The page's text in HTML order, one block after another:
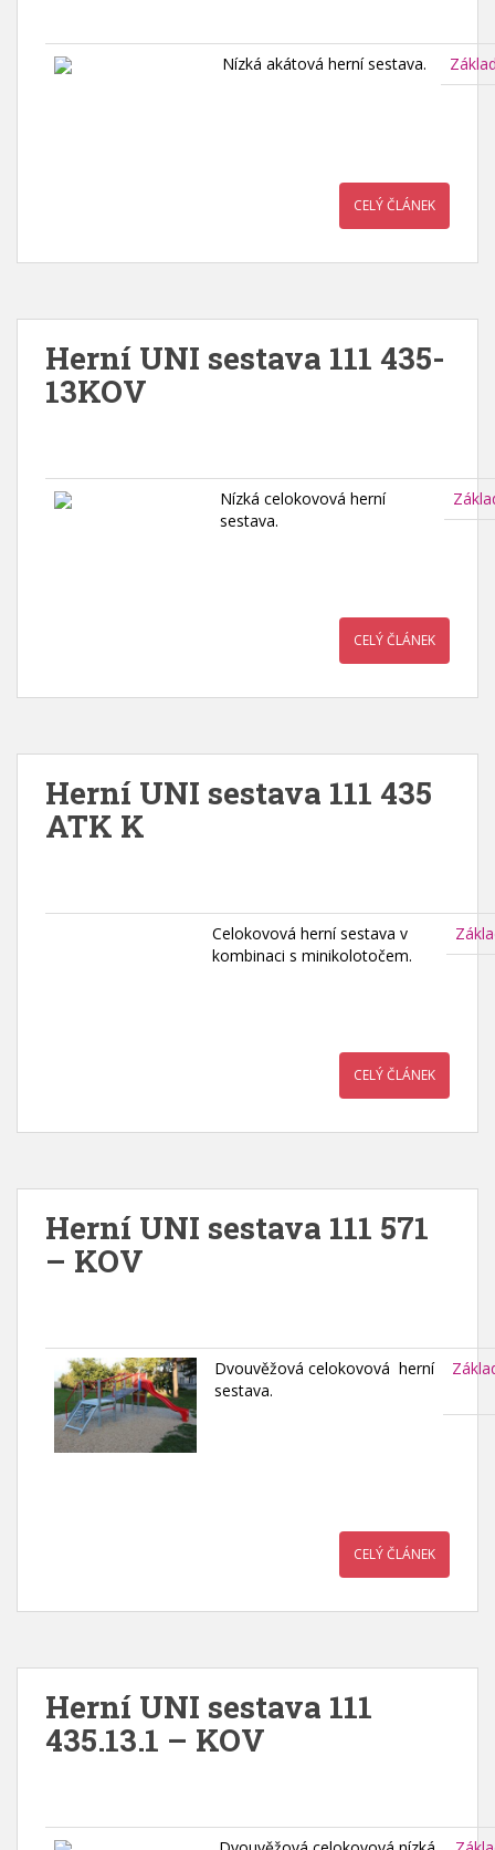
Nízká akátová herní sestava.
CELÝ ČLÁNEK
Herní UNI sestava 111 435-
13KOV
Nízká celokovová herní
sestava.
CELÝ ČLÁNEK
Herní UNI sestava 111 435
ATK K
Celokovová herní sestava v
kombinaci s minikolotočem.
CELÝ ČLÁNEK
Herní UNI sestava 111 571
– KOV
Dvouvěžová celokovová herní
sestava.
CELÝ ČLÁNEK
Herní UNI sestava 111
435.13.1 – KOV